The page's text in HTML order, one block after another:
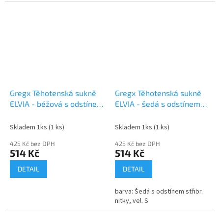
Gregx Těhotenská sukně
ELVIA - béžová s odstínem
Skladem 1ks (1 ks)
425 Kč bez DPH
514 Kč
DETAIL
Gregx Těhotenská sukně
ELVIA - šedá s odstínem
Skladem 1ks (1 ks)
425 Kč bez DPH
514 Kč
DETAIL
barva: Šedá s odstínem střibr.
nitky, vel. S